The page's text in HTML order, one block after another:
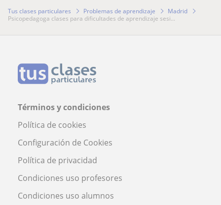
Tus clases particulares Problemas de aprendizaje
Madrid
psicopedagoga clases para dificultades de aprendizaje sesi...
Términos y condiciones
Política de cookies
Configuración de Cookies
Política de privacidad
Condiciones uso profesores
Condiciones uso alumnos